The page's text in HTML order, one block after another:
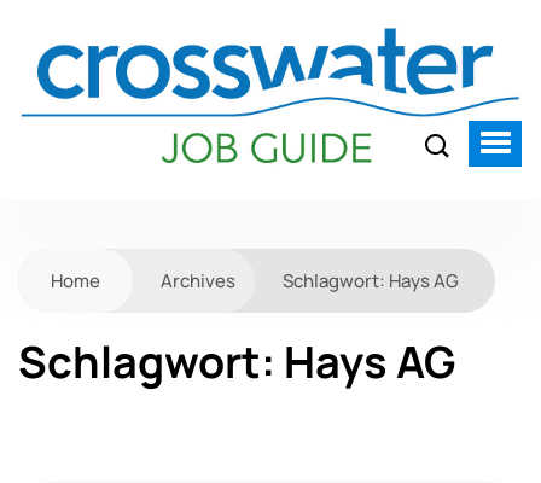
Home Archives Schlagwort: Hays AG
Schlagwort: Hays AG